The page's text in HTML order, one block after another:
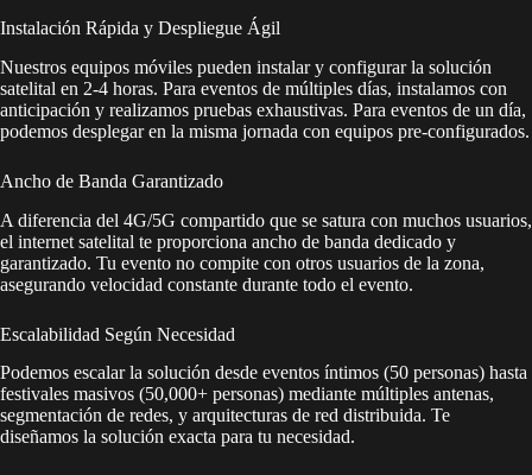
Instalación Rápida y Despliegue Ágil
Nuestros equipos móviles pueden instalar y configurar la solución
satelital en 2-4 horas. Para eventos de múltiples días, instalamos con
anticipación y realizamos pruebas exhaustivas. Para eventos de un día,
podemos desplegar en la misma jornada con equipos pre-configurados.
Ancho de Banda Garantizado
A diferencia del 4G/5G compartido que se satura con muchos usuarios,
el internet satelital te proporciona ancho de banda dedicado y
garantizado. Tu evento no compite con otros usuarios de la zona,
asegurando velocidad constante durante todo el evento.
Escalabilidad Según Necesidad
Podemos escalar la solución desde eventos íntimos (50 personas) hasta
festivales masivos (50,000+ personas) mediante múltiples antenas,
segmentación de redes, y arquitecturas de red distribuida. Te
diseñamos la solución exacta para tu necesidad.